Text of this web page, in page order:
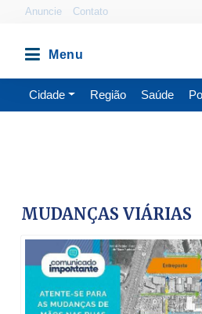
Anuncie Contato
Cidade Região Saúde
MUDANÇAS VIÁRIAS